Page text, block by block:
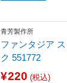
青芳製作所
ファンタジア
ク 551772
¥220 (税込)